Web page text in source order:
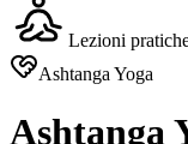
Lezioni
Ashtanga Yoga
Ashtanga